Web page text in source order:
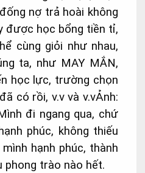
nợ trả hoài không
được học bổng tiền tỉ,
cùng giỏi như nhau,
ta, như MAY MẮN,
học lực, trường chọn
có rồi, v.v và v.vẢnh:
đi ngang qua, chứ
phúc, không thiếu
hạnh phúc, thành
phong trào nào hết.